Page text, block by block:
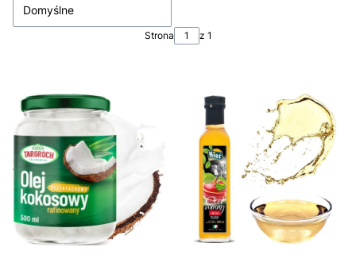
Domyślne
Strona z 1